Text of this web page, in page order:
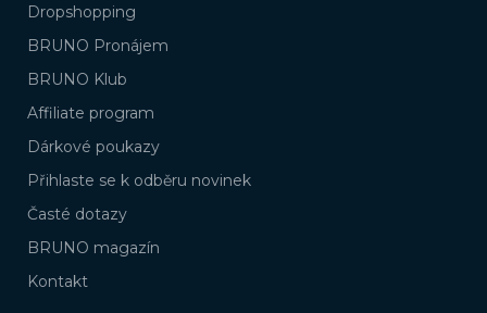
Dropshopping
BRUNO Pronájem
BRUNO Klub
Affiliate program
Dárkové poukazy
Přihlaste se k odběru novinek
Časté dotazy
BRUNO magazín
Kontakt